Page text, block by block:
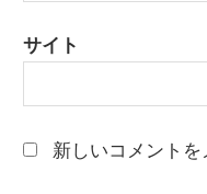
サイト
新しいコメント